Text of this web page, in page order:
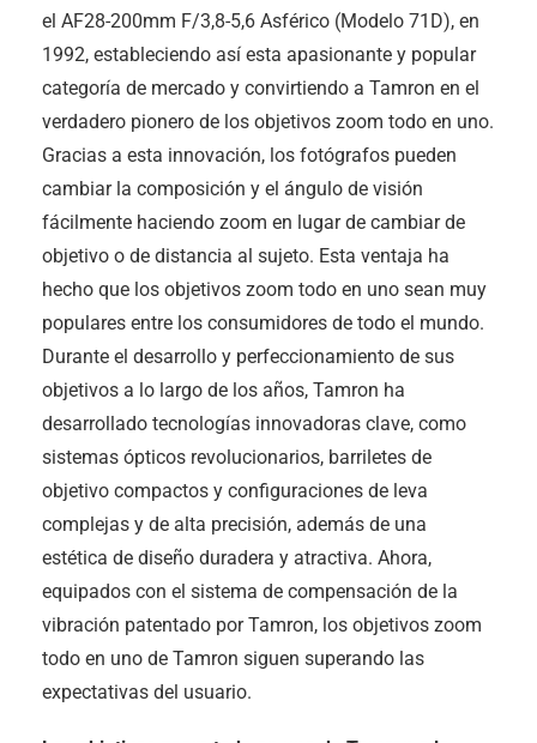
el AF28-200mm F/3,8-5,6 Asférico (Modelo 71D), en
1992, estableciendo así esta apasionante y popular
categoría de mercado y convirtiendo a Tamron en el
verdadero pionero de los objetivos zoom todo en uno.
Gracias a esta innovación, los fotógrafos pueden
cambiar la composición y el ángulo de visión
fácilmente haciendo zoom en lugar de cambiar de
objetivo o de distancia al sujeto. Esta ventaja ha
hecho que los objetivos zoom todo en uno sean muy
populares entre los consumidores de todo el mundo.
Durante el desarrollo y perfeccionamiento de sus
objetivos a lo largo de los años, Tamron ha
desarrollado tecnologías innovadoras clave, como
sistemas ópticos revolucionarios, barriletes de
objetivo compactos y configuraciones de leva
complejas y de alta precisión, además de una
estética de diseño duradera y atractiva. Ahora,
equipados con el sistema de compensación de la
vibración patentado por Tamron, los objetivos zoom
todo en uno de Tamron siguen superando las
expectativas del usuario.